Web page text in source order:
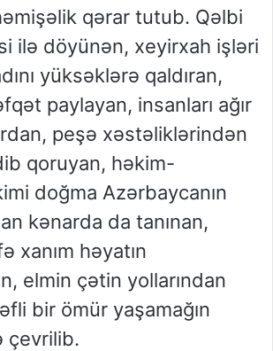
qərar tutub. Qəlbi
ilə döyünən, xeyirxah işləri
yüksəklərə qaldıran,
paylayan, insanları ağır
peşə xəstəliklərindən
qoruyan, həkim-
doğma Azərbaycanın
kənarda da tanınan,
xanım həyatın
elmin çətin yollarından
bir ömür yaşamağın
çevrilib.